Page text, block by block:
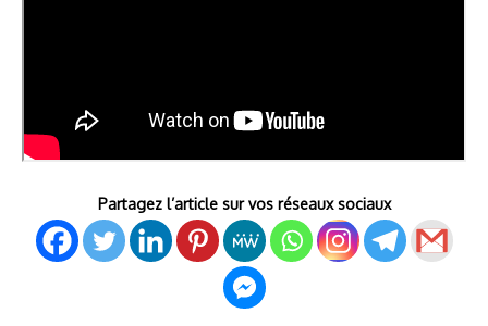
Partagez l’article sur vos réseaux sociaux